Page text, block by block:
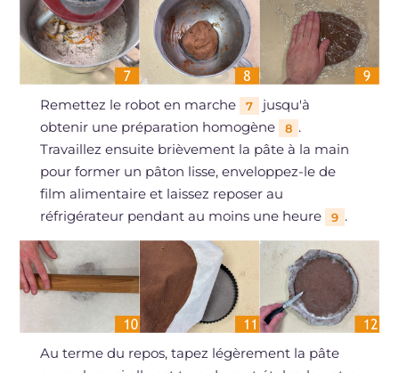
Remettez le robot en marche 7
jusqu'à
obtenir une préparation homogène
8 .
Travaillez ensuite brièvement la pâte à la main
pour former un pâton lisse, enveloppez-le de
film alimentaire et laissez reposer au
réfrigérateur pendant au moins une heure
9 .
Au terme du repos, tapez légèrement la pâte